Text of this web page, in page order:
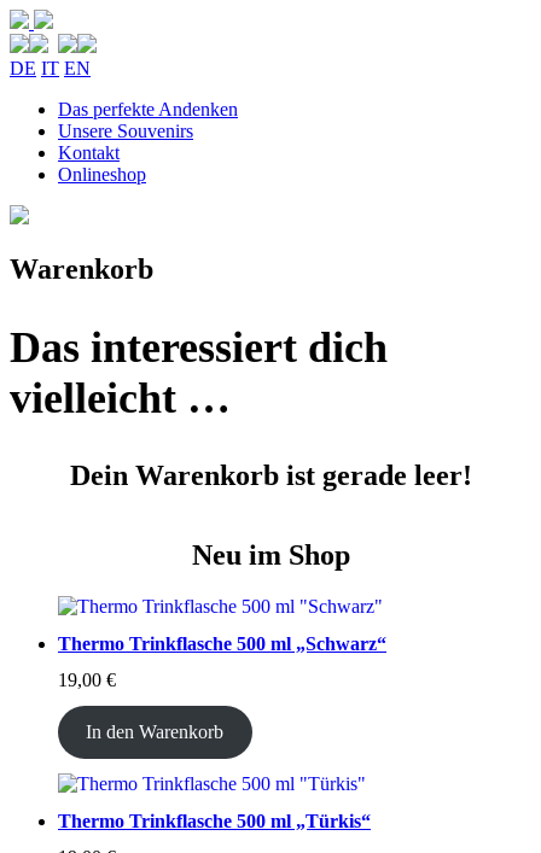
DE IT EN
Das perfekte Andenken
Unsere Souvenirs
Kontakt
Onlineshop
Warenkorb
Das interessiert dich
vielleicht …
Dein Warenkorb ist gerade leer!
Neu im Shop
Thermo Trinkflasche 500 ml „Schwarz“
19,00 €
In den Warenkorb
Thermo Trinkflasche 500 ml „Türkis“